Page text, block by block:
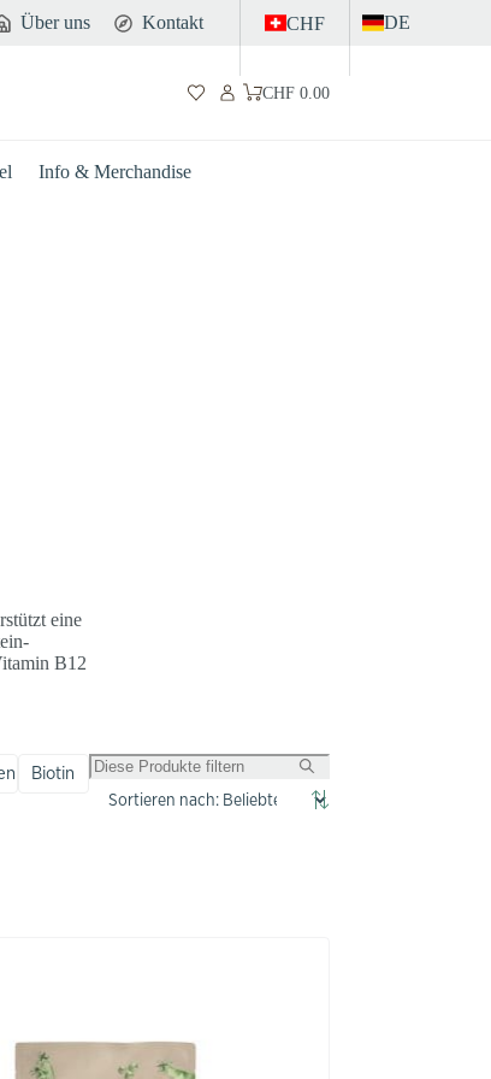
Über uns Kontakt CHF DE
Warenkorb
CHF0.00
Info & Merchandise
eine
B12
Biotin